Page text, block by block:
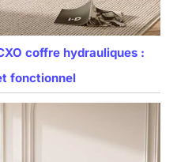
coffre hydrauliques :
fonctionnel